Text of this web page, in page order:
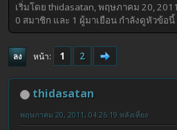
เริ่มโดย thidasatan, พฤษภาคม 20,
0 สมาชิก และ 1 ผู้มาเยือน กำลังดูหัวข้อนี้
ลง หน้า 1 2
thidasatan
พฤษภาคม 20, 2011, 04:26:19 หลังเที่ยง